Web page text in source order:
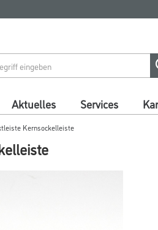
Aktuelles Services
Kernsockelleiste